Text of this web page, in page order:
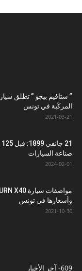
المركّبة في تونس
2021-03-21
صناعة السيارات
2024-02-01
وأسعارها في تونس
2021-10-30
- آخر الأخبار609